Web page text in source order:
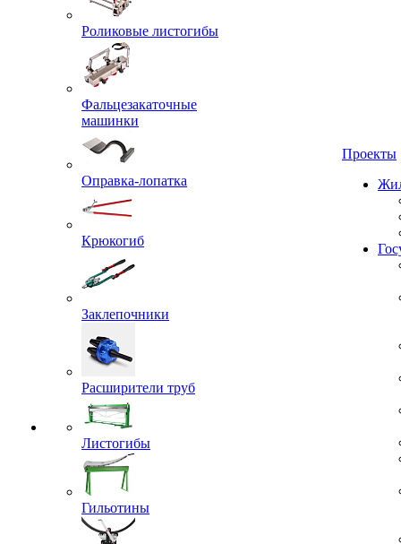
Роликовые листогибы
Фальцезакаточные
машинки
Оправка-лопатка
Крюкогиб
Заклепочники
Расширители труб
Листогибы
Гильотины
Проекты